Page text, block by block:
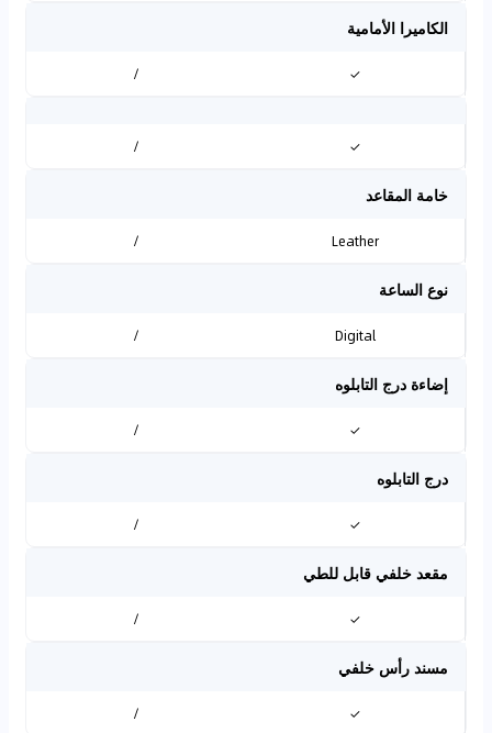
الكاميرا الأمامية
✓
/
✓
/
خامة المقاعد
Leather
/
نوع الساعة
Digital
/
إضاءة درج التابلوه
✓
/
درج التابلوه
✓
/
مقعد خلفي قابل للطي
✓
/
مسند رأس خلفي
✓
/